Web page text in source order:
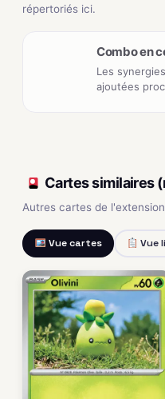
répertoriés ici.
Combo en
Les
ajoutées
Cartes similaires
Autres cartes de l'extension
Vue cartes Vue